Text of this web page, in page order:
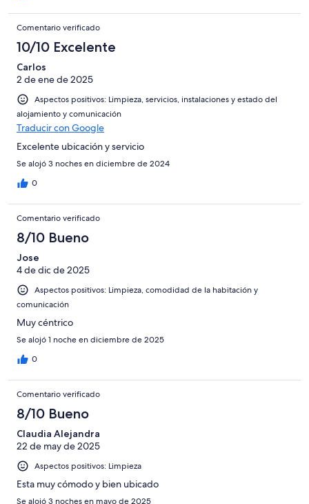
en el edificio no encontramos ninguna indicacion en el mismo
sobre la ubicacion de estos servicios. Cuando contacte con el
propietario ya era muy tarde y me contesto al dia siguiente
proporcionandome todos los detallles pero fue despues de que
ya habiamos dejado el apartamento. Ademas, habia mucho
ruido en un apartamento cercano del mismo edificio y
estuvieron hasta las 2:00 am haciendo una fiesta y no pudimos
descansar como esperabamos. Considero que ni las
instalaciones ni servicios en Edmon Vibes esten a la altura del
precio del mismo y que en cada apartamento deberia haber un
listado indicando los servicios y la ubicacion de los mismos.
Comentario verificado
10/10 Excelente
Carlos
2 de ene de 2025
Aspectos positivos: Limpieza, servicios, instalaciones y estado del
alojamiento y comunicación
Traducir con Google
Excelente ubicación y servicio
Se alojó 3 noches en diciembre de 2024
0
Comentario verificado
8/10 Bueno
Jose
4 de dic de 2025
Aspectos positivos: Limpieza, comodidad de la habitación y
comunicación
Muy céntrico
Se alojó 1 noche en diciembre de 2025
0
Comentario verificado
8/10 Bueno
Claudia Alejandra
22 de may de 2025
Aspectos positivos: Limpieza
Esta muy cómodo y bien ubicado
Se alojó 3 noches en mayo de 2025